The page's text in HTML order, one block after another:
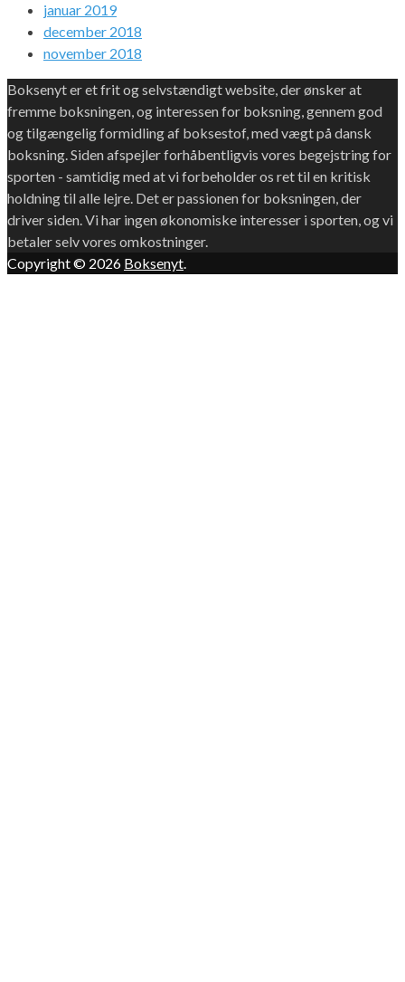
januar 2019
december 2018
november 2018
Boksenyt er et frit og selvstændigt website, der ønsker at
fremme boksningen, og interessen for boksning, gennem god
og tilgængelig formidling af boksestof, med vægt på dansk
boksning. Siden afspejler forhåbentligvis vores begejstring for
sporten - samtidig med at vi forbeholder os ret til en kritisk
holdning til alle lejre. Det er passionen for boksningen, der
driver siden. Vi har ingen økonomiske interesser i sporten, og vi
betaler selv vores omkostninger.
Copyright © 2026 Boksenyt.